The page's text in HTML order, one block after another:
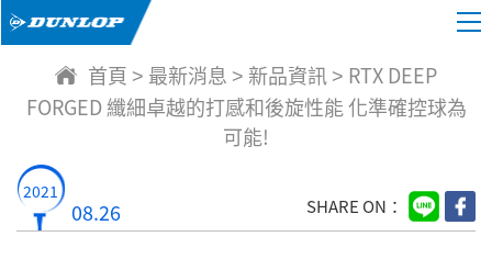
首頁 > 最新消息 > 新品資訊 > RTX DEEP
FORGED 纖細卓越的打感和後旋性能 化準確控球為
可能!
2021
08.26 SHARE ON：